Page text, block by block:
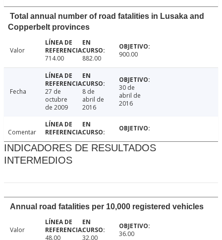
Total annual number of road fatalities in Lusaka and
Copperbelt provinces
Valor
714.00
882.00 900.00
Fecha
27 de
octubre
de 2009
8 de
abril de
2016
30 de
abril de
2016
Comentar
INDICADORES DE RESULTADOS
INTERMEDIOS
Annual road fatalities per 10,000 registered vehicles
Valor
48.00
32.00 36.00